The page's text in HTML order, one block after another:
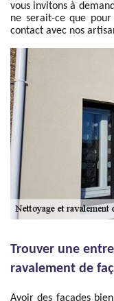
vous invitons à
ne serait-ce que
contact avec nos
Trouver une
ravalement de
Avoir des façades